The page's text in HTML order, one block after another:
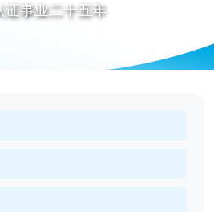
证事业二十五年